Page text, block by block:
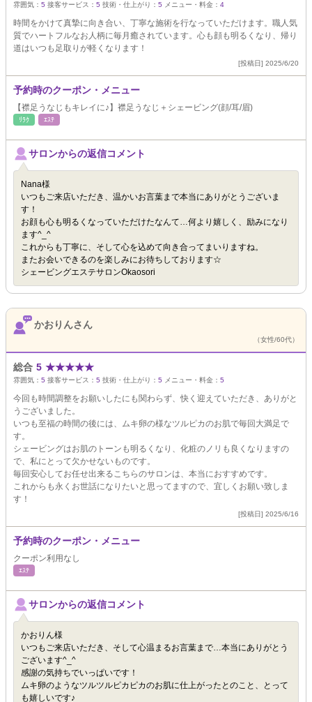
雰囲気： 5 接客サービス： 5 技術・仕上がり： 5 メニュー・料金： 4
時間をかけて真摯に向き合い、丁寧な施術を行なっていただけます。職人気
質でハートフルなお人柄に毎月癒されています。心も顔も明るくなり、帰り
道はいつも足取りが軽くなります！
[投稿日] 2025/6/20
予約時のクーポン・メニュー
【襟足うなじもキレイに♪】襟足うなじ＋シェービング(顔/耳/眉)
ﾘﾗｸ ｴｽﾃ
サロンからの返信コメント
Nana様
いつもご来店いただき、温かいお言葉まで本当にありがとうございま
す！
お顔も心も明るくなっていただけたなんて…何より嬉しく、励みになり
ます^_^
これからも丁寧に、そして心を込めて向き合ってまいりますね。
またお会いできるのを楽しみにお待ちしております☆
シェービングエステサロンOkaosori
かおりんさん
（女性/60代）
総合 5 ★★★★★
雰囲気： 5 接客サービス： 5 技術・仕上がり： 5 メニュー・料金： 5
今回も時間調整をお願いしたにも関わらず、快く迎えていただき、ありがと
うございました。
いつも至福の時間の後には、ムキ卵の様なツルピカのお肌で毎回大満足で
す。
シェービングはお肌のトーンも明るくなり、化粧のノリも良くなりますの
で、私にとって欠かせないものです。
毎回安心してお任せ出来るこちらのサロンは、本当におすすめです。
これからも永くお世話になりたいと思ってますので、宜しくお願い致しま
す！
[投稿日] 2025/6/16
予約時のクーポン・メニュー
クーポン利用なし
ｴｽﾃ
サロンからの返信コメント
かおりん様
いつもご来店いただき、そして心温まるお言葉まで…本当にありがとう
ございます^_^
感謝の気持ちでいっぱいです！
ムキ卵のようなツルツルピカピカのお肌に仕上がったとのこと、とって
も嬉しいです♪